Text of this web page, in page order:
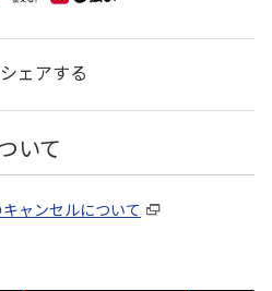
シェアする
いて
ャンセルについて